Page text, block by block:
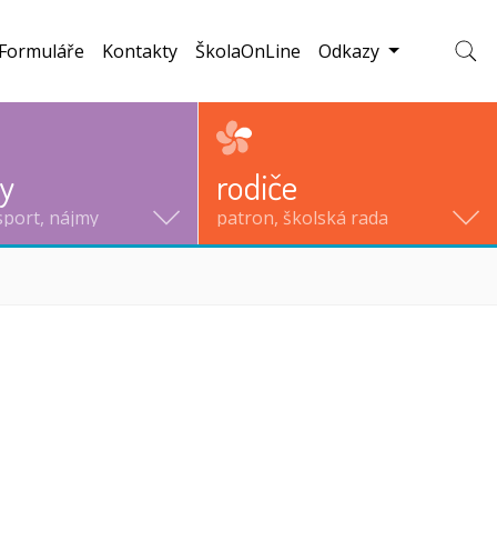
nájmy
rodiče
patron, školská rada
Kontakty ŠkolaOnLine Odkazy